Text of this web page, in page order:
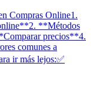
Compras Online1.
2. **Métodos
precios**4.
comunes a
ir más lejos:✅